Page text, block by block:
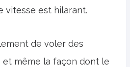
vitesse est hilarant.
de voler des
et même la façon dont le